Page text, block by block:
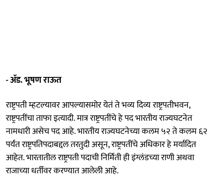
- ॲड. भूषण राऊत
राष्ट्रपती म्हटल्यावर आपल्यासमोर येतं ते भव्य दिव्य राष्ट्रपतीभवन,
राष्ट्रपतींचा ताफा इत्यादी. मात्र राष्ट्रपतींचे हे पद भारतीय राज्यघटनेत
नामधारी असेच पद आहे. भारतीय राज्यघटनेच्या कलम ५२ ते कलम ६२
पर्यंत राष्ट्रपतिपदाबद्दल तरतुदी असून, राष्ट्रपतींचे अधिकार हे मर्यादित
आहेत. भारतातील राष्ट्रपती पदाची निर्मिती ही इंग्लंडच्या राणी अथवा
राजाच्या धर्तीवर करण्यात आलेली आहे.